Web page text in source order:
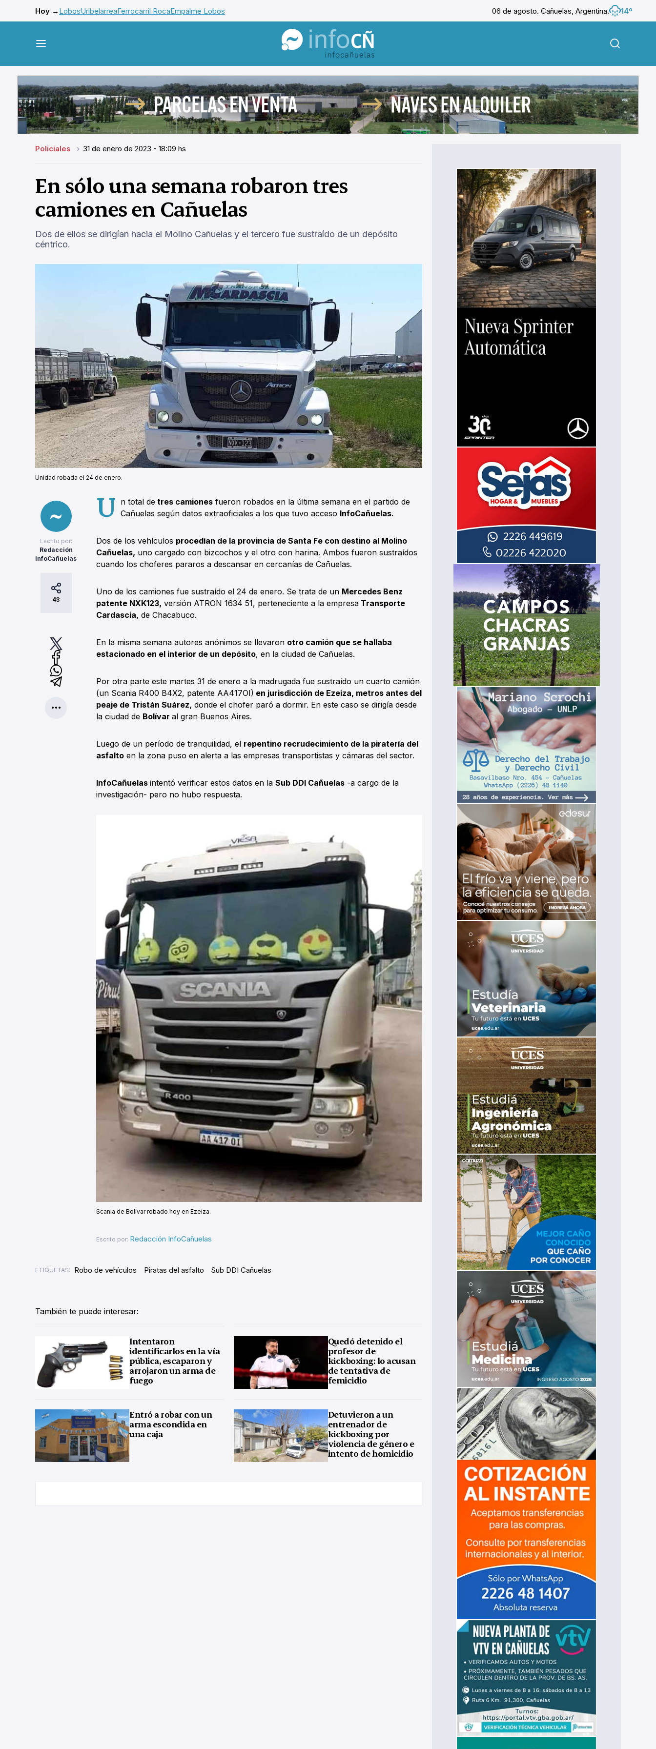
Hoy → LobosUribelarreaFerrocarril RocaEmpalme Lobos 06 de agosto. Cañuelas, Argentina.
14º
InfoCañuelas
Policiales 31 de enero de 2023 - 18:09 hs
En sólo una semana robaron tres
camiones en Cañuelas
Dos de ellos se dirigían hacia el Molino Cañuelas y el tercero fue sustraído de un depósito
céntrico.
Unidad robada el 24 de enero.
Escrito por:
Redacción
InfoCañuelas
43
U n total de tres camiones fueron robados en la última semana en el partido de
Cañuelas según datos extraoficiales a los que tuvo acceso InfoCañuelas.
Dos de los vehículos procedían de la provincia de Santa Fe con destino al Molino
Cañuelas, uno cargado con bizcochos y el otro con harina. Ambos fueron sustraídos
cuando los choferes pararos a descansar en cercanías de Cañuelas.
Uno de los camiones fue sustraído el 24 de enero. Se trata de un Mercedes Benz
patente NXK123, versión ATRON 1634 51, perteneciente a la empresa Transporte
Cardascia, de Chacabuco.
En la misma semana autores anónimos se llevaron otro camión que se hallaba
estacionado en el interior de un depósito, en la ciudad de Cañuelas.
Por otra parte este martes 31 de enero a la madrugada fue sustraído un cuarto camión
(un Scania R400 B4X2, patente AA417OI) en jurisdicción de Ezeiza, metros antes del
peaje de Tristán Suárez, donde el chofer paró a dormir. En este caso se dirigía desde
la ciudad de Bolívar al gran Buenos Aires.
Luego de un período de tranquilidad, el repentino recrudecimiento de la piratería del
asfalto en la zona puso en alerta a las empresas transportistas y cámaras del sector.
InfoCañuelas intentó verificar estos datos en la Sub DDI Cañuelas -a cargo de la
investigación- pero no hubo respuesta.
Scania de Bolívar robado hoy en Ezeiza.
Escrito por: Redacción InfoCañuelas
ETIQUETAS: Robo de vehículos Piratas del asfalto Sub DDI Cañuelas
También te puede interesar:
Intentaron
identificarlos en la vía
pública, escaparon y
arrojaron un arma de
fuego
Quedó detenido el
profesor de
kickboxing: lo acusan
de tentativa de
femicidio
Entró a robar con un
arma escondida en
una caja
Detuvieron a un
entrenador de
kickboxing por
violencia de género e
intento de homicidio